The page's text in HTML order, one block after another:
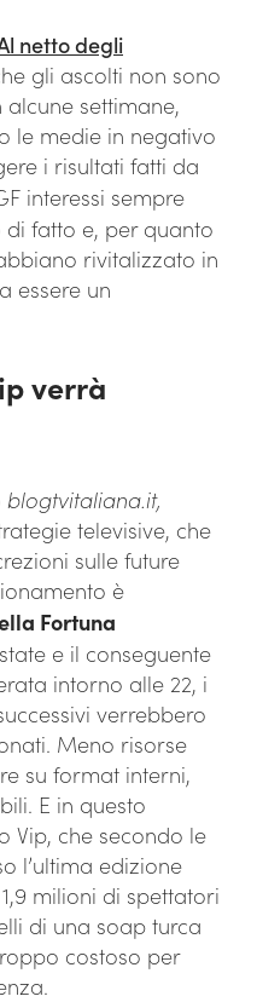
netto degli
gli ascolti non sono
settimane,
le medie in negativo
i risultati fatti da
interessi sempre
fatto e, per quanto
rivitalizzato in
essere un
verrà
blogtvitaliana.it,
televisive, che
sulle future
è
Fortuna
e il conseguente
intorno alle 22, i
verrebbero
Meno risorse
su format interni,
E in questo
Vip, che secondo le
l’ultima edizione
milioni di spettatori
di una soap turca
costoso per